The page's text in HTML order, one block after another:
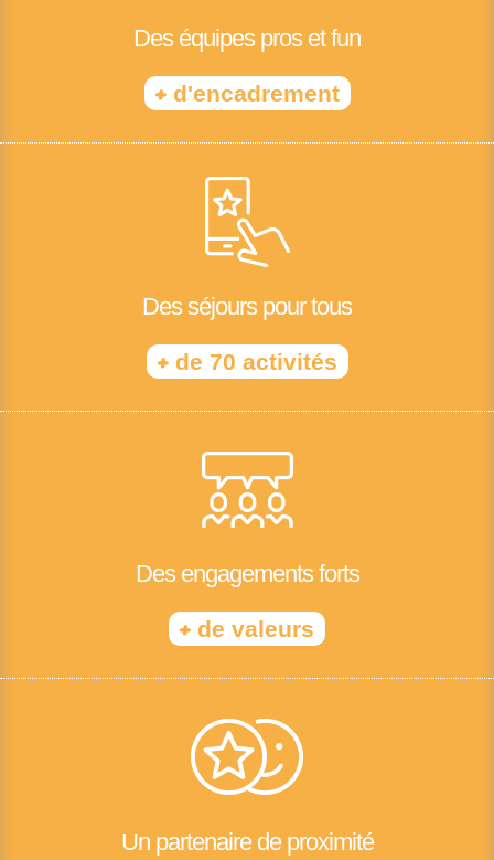
Des équipes pros et fun
+d'encadrement
Des séjours pour tous
+de 70 activités
Des engagements forts
+ de valeurs
Un partenaire de proximité